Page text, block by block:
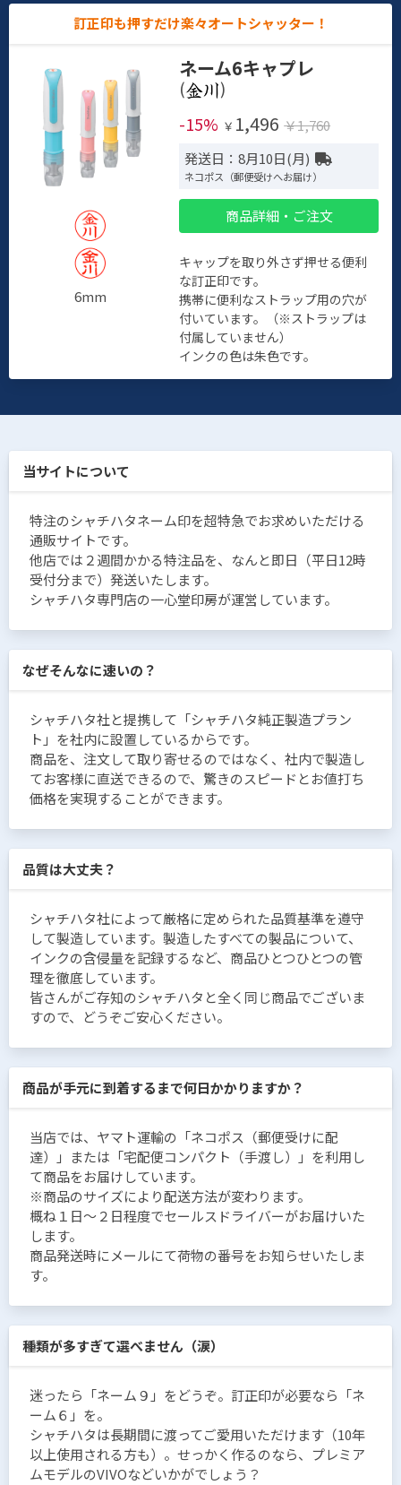
訂正印も押すだけ楽々オートシャッター！
6mm
ネーム6キャプレ
(
)
-15% ￥ 1,496 ￥1,760
発送日：8月10日(月)
ネコポス（郵便受けへお届け）
商品詳細・ご注文
キャップを取り外さず押せる便利
な訂正印です。
携帯に便利なストラップ用の穴が
付いています。（※ストラップは
付属していません）
インクの色は朱色です。
当サイトについて
特注のシャチハタネーム印を超特急でお求めいただける
通販サイトです。
他店では２週間かかる特注品を、なんと即日（平日12時
受付分まで）発送いたします。
シャチハタ専門店の一心堂印房が運営しています。
なぜそんなに速いの？
シャチハタ社と提携して「シャチハタ純正製造プラン
ト」を社内に設置しているからです。
商品を、注文して取り寄せるのではなく、社内で製造し
てお客様に直送できるので、驚きのスピードとお値打ち
価格を実現することができます。
品質は大丈夫？
シャチハタ社によって厳格に定められた品質基準を遵守
して製造しています。製造したすべての製品について、
インクの含侵量を記録するなど、商品ひとつひとつの管
理を徹底しています。
皆さんがご存知のシャチハタと全く同じ商品でございま
すので、どうぞご安心ください。
商品が手元に到着するまで何日かかりますか？
当店では、ヤマト運輸の「ネコポス（郵便受けに配
達）」または「宅配便コンパクト（手渡し）」を利用し
て商品をお届けしています。
※商品のサイズにより配送方法が変わります。
概ね１日〜２日程度でセールスドライバーがお届けいた
します。
商品発送時にメールにて荷物の番号をお知らせいたしま
す。
種類が多すぎて選べません（涙）
迷ったら「ネーム９」をどうぞ。訂正印が必要なら「ネ
ーム６」を。
シャチハタは長期間に渡ってご愛用いただけます（10年
以上使用される方も）。せっかく作るのなら、プレミア
ムモデルのVIVOなどいかがでしょう？